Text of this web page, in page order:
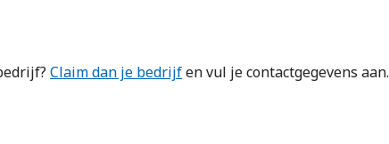
Claim dan je bedrijfen vul je contactgegevens aan.